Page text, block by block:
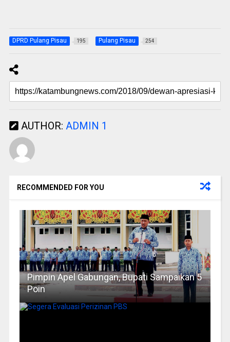
DPRD Pulang Pisau 195 Pulang Pisau 254
AUTHOR: ADMIN 1
RECOMMENDED FOR YOU
Pimpin Apel Gabungan, Bupati Sampaikan 5
Poin